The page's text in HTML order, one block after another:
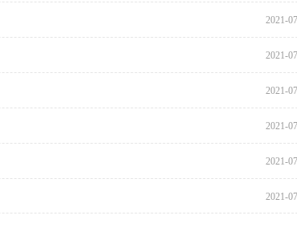
2021-
2021-
2021-
2021-
2021-
2021-